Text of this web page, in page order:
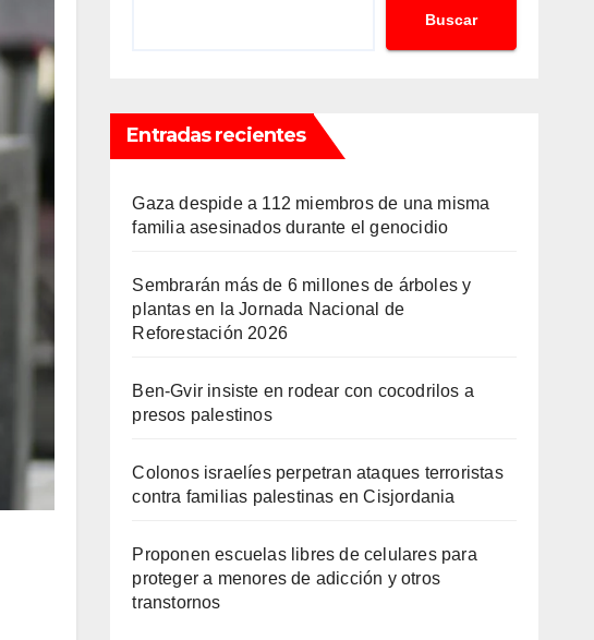
Buscar
Entradas recientes
Gaza despide a 112 miembros de una misma
familia asesinados durante el genocidio
Sembrarán más de 6 millones de árboles y
plantas en la Jornada Nacional de
Reforestación 2026
Ben-Gvir insiste en rodear con cocodrilos a
presos palestinos
Colonos israelíes perpetran ataques terroristas
contra familias palestinas en Cisjordania
Proponen escuelas libres de celulares para
proteger a menores de adicción y otros
transtornos